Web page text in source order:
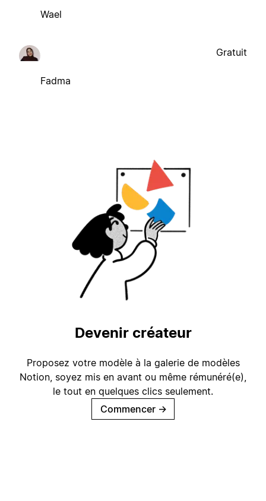
Wael
Fadma
Gratuit
Devenir créateur
Proposez votre modèle à la galerie de modèles
Notion, soyez mis en avant ou même rémunéré(e),
le tout en quelques clics seulement.
Commencer →